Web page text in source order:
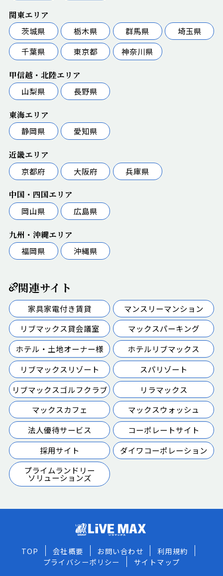
関東エリア
茨城県
栃木県 群馬県
埼玉県
千葉県
東京都 神奈川県
甲信越・北陸エリア
山梨県
長野県
東海エリア
静岡県
愛知県
近畿エリア
京都府
大阪府 兵庫県
中国・四国エリア
岡山県
広島県
九州・沖縄エリア
福岡県
沖縄県
関連サイト
家具家電付き賃貸
マンスリーマンション
リブマックス貸会議室
マックスパーキング
ホテル・土地オーナー様
ホテルリブマックス
リブマックスリゾート
スパリゾート
リブマックスゴルフクラブ
リラマックス
マックスカフェ
マックスウォッシュ
法人優待サービス
コーポレートサイト
採用サイト
ダイワコーポレーション
プライムランドリー
ソリューションズ
TOP 会社概要 お問い合わせ
利用規約
プライバシーポリシー
サイトマップ